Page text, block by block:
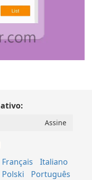
Français
Italiano
Polski
Português